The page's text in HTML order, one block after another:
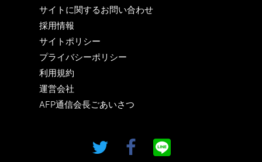
サイトに関するお問い合わせ
採用情報
サイトポリシー
プライバシーポリシー
利用規約
運営会社
AFP通信会長ごあいさつ